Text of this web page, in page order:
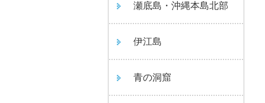
瀬底島・沖縄本島北部
伊江島
青の洞窟